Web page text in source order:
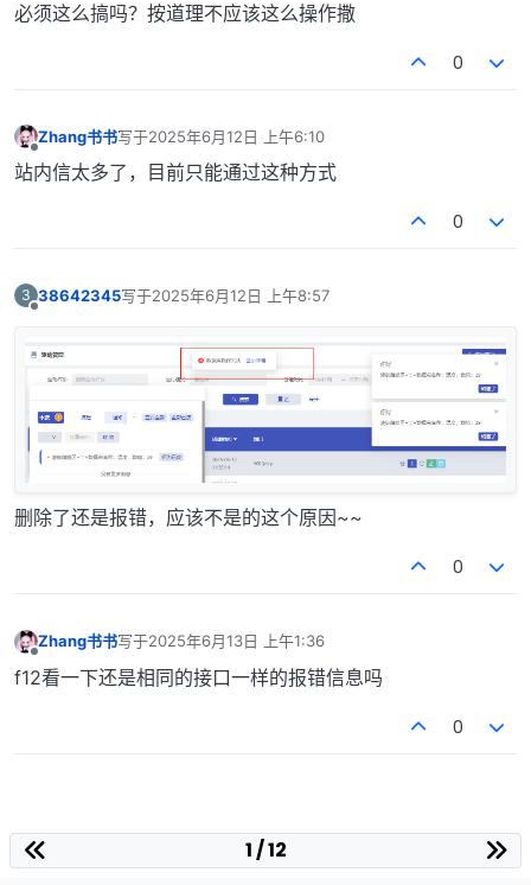
必须这么搞吗？按道理不应该这么操作撒
0
Zhang书书写于2025年6月12日 上午6:10
最后由 编辑
站内信太多了，目前只能通过这种方式
0
3 38642345写于2025年6月12日 上午8:57
最后由 编辑
删除了还是报错，应该不是的这个原因~~
0
Zhang书书写于2025年6月13日 上午1:36
最后由 编辑
f12看一下还是相同的接口一样的报错信息吗
0
1 / 12